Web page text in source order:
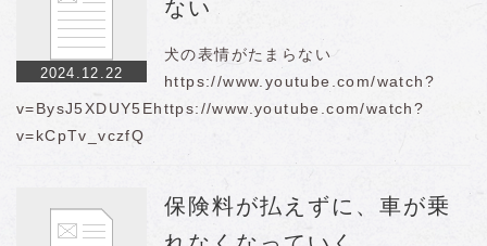
2024.12.22
ない
犬の表情がたまらない
https://www.youtube.com/watch?
v=BysJ5XDUY5Ehttps://www.youtube.com/watch?
v=kCpTv_vczfQ
保険料が払えずに、車が乗